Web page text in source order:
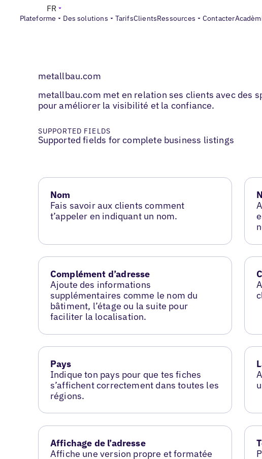
Plateforme Des solutions TarifsClientsRessources Contacter
FR
metallbau.com
metallbau.com met en relation ses clients avec des
pour améliorer la visibilité et la confiance.
SUPPORTED FIELDS
Supported fields for complete business listings
Nom
Fais savoir aux clients comment
t’appeler en indiquant un nom.
Complément d’adresse
Ajoute des informations
supplémentaires comme le nom du
bâtiment, l’étage ou la suite pour
faciliter la localisation.
Pays
Indique ton pays pour que tes fiches
s’affichent correctement dans toutes les
régions.
Affichage de l’adresse
Affiche une version propre et formatée